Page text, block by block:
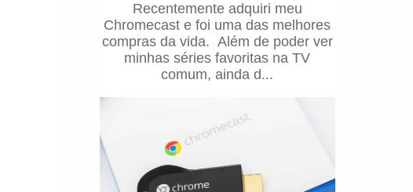
Recentemente adquiri meu
Chromecast e foi uma das melhores
compras da vida. Além de poder ver
minhas séries favoritas na TV
comum, ainda d...